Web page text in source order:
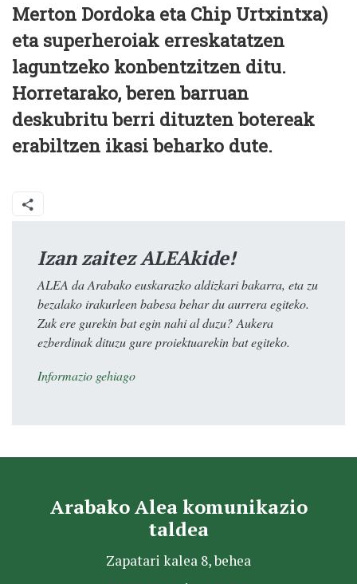
Merton Dordoka eta Chip Urtxintxa)
eta superheroiak erreskatatzen
laguntzeko konbentzitzen ditu.
Horretarako, beren barruan
deskubritu berri dituzten botereak
erabiltzen ikasi beharko dute.
Izan zaitez ALEAkide!
ALEA da Arabako euskarazko aldizkari bakarra, eta zu
bezalako irakurleen babesa behar du aurrera egiteko.
Zuk ere gurekin bat egin nahi al duzu? Aukera
ezberdinak dituzu gure proiektuarekin bat egiteko.
Informazio gehiago
Arabako Alea komunikazio
taldea
Zapatari kalea 8, behea